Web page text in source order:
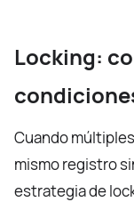
Locking:
Cuando
mismo registro
estrategia de